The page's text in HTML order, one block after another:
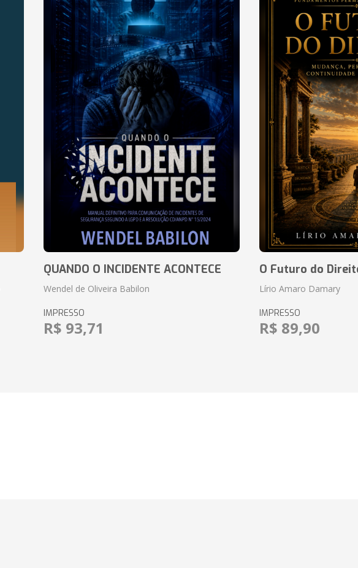
QUANDO O INCIDENTE ACONTECE
Wendel de Oliveira Babilon
IMPRESSO
R$ 93,71
O Futuro do
Lírio Amaro Damary
IMPRESSO
R$ 89,90